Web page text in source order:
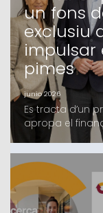
un fons
exclusiu
impulsar
pimes
junio 2026
Es tracta d’un
apropa el
catalanes, en
que treballen i
d’inversors,
majoritàriament
finançament de
condicions c